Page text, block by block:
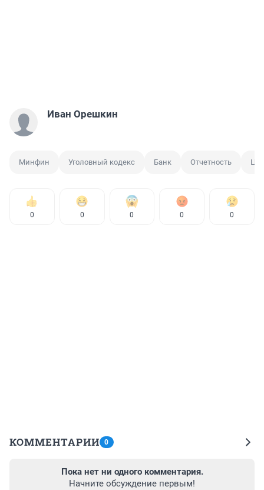
Иван Орешкин
Минфин Уголовный кодекс Банк Отчетность ЦБ
0 0 0 0 0
КОММЕНТАРИИ 0
Пока нет ни одного комментария.
Начните обсуждение первым!